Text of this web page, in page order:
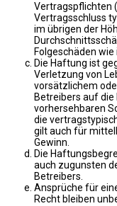
Vertragspflichten
Vertragsschluss
im übrigen der
Folgeschäden
Die Haftung ist
Verletzung von
vorsätzlichem
Betreibers auf
vorhersehbaren
die
gilt auch für
Gewinn.
Die
auch zugunsten
Betreibers.
Ansprüche für
Recht bleiben